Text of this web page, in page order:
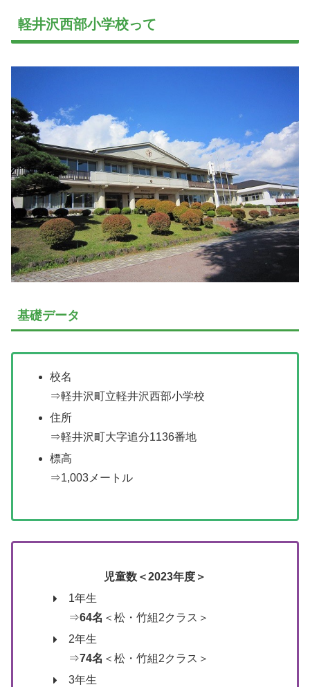
軽井沢西部小学校って
基礎データ
校名
⇒軽井沢町立軽井沢西部小学校
住所
⇒軽井沢町大字追分1136番地
標高
⇒1,003メートル
児童数＜2023年度＞
1年生
⇒64名 ＜松・竹組2クラス＞
2年生
⇒74名 ＜松・竹組2クラス＞
3年生